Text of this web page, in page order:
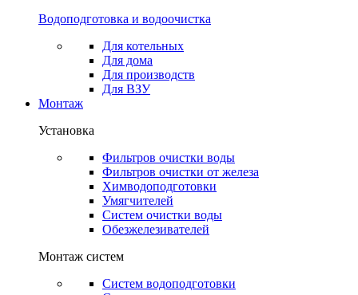
Водоподготовка и водоочистка
Для котельных
Для дома
Для производств
Для ВЗУ
Монтаж
Установка
Фильтров очистки воды
Фильтров очистки от железа
Химводоподготовки
Умягчителей
Систем очистки воды
Обезжелезивателей
Монтаж систем
Систем водоподготовки